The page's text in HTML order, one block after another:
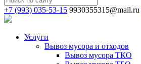
+7 (993) 035-53-15 9930355315@mail.ru
Услуги
Вывоз мусора и отходов
Вывоз мусора ТКО